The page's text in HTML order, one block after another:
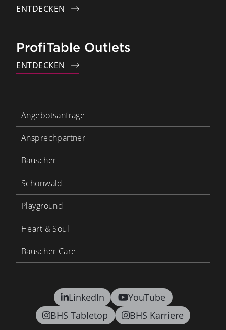
ENTDECKEN
ProfiTable Outlets
ENTDECKEN
LinkedIn
YouTube
BHS Tabletop
BHS Karriere
Angebotsanfrage
Ansprechpartner
Bauscher
Schönwald
Playground
Heart & Soul
Bauscher Care